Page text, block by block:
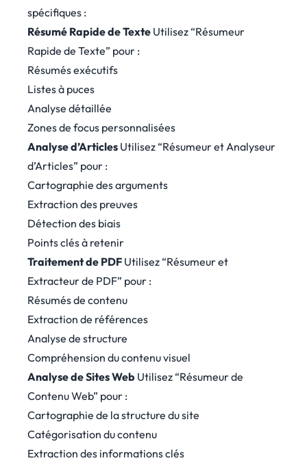
spécifiques :
Résumé Rapide de Texte Utilisez “Résumeur
Rapide de Texte” pour :
Résumés exécutifs
Listes à puces
Analyse détaillée
Zones de focus personnalisées
Analyse d’Articles Utilisez “Résumeur et Analyseur
d’Articles” pour :
Cartographie des arguments
Extraction des preuves
Détection des biais
Points clés à retenir
Traitement de PDF Utilisez “Résumeur et
Extracteur de PDF” pour :
Résumés de contenu
Extraction de références
Analyse de structure
Compréhension du contenu visuel
Analyse de Sites Web Utilisez “Résumeur de
Contenu Web” pour :
Cartographie de la structure du site
Catégorisation du contenu
Extraction des informations clés